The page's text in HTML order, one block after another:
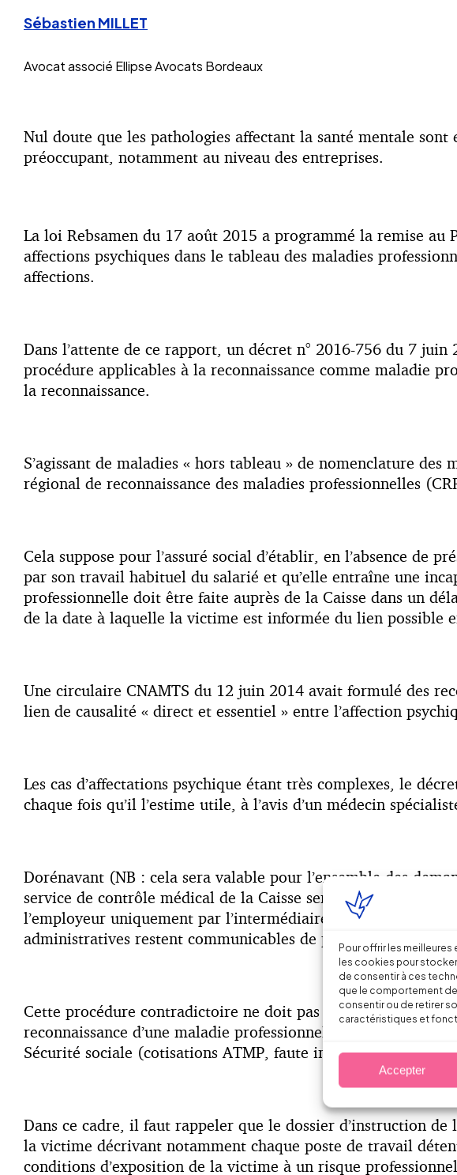
Pour offrir les
les cookies pour
de consentir à ces
que le comportement de
consentir ou de retirer
caractéristiques et
Accepter
Sébastien MILLET
Avocat associé Ellipse Avocats Bordeaux
Nul doute que les pathologies affectant la santé mentale
préoccupant, notamment au niveau des entreprises.
La loi Rebsamen du 17 août 2015 a programmé la remise au
affections psychiques dans le tableau des maladies
affections.
Dans l’attente de ce rapport, un décret n° 2016-756 du 7
procédure applicables à la reconnaissance comme maladie
la reconnaissance.
S’agissant de maladies « hors tableau » de nomenclature
régional de reconnaissance des maladies professionnelles
Cela suppose pour l’assuré social d’établir, en l’absence de
par son travail habituel du salarié et qu’elle entraîne une
professionnelle doit être faite auprès de la Caisse dans un
de la date à laquelle la victime est informée du lien possible
Une circulaire CNAMTS du 12 juin 2014 avait formulé des
lien de causalité « direct et essentiel » entre l’affection
Les cas d’affectations psychique étant très complexes, le
chaque fois qu’il l’estime utile, à l’avis d’un médecin
Dorénavant (NB : cela sera valable pour l’ensemble des
service de contrôle médical de la Caisse seront
l’employeur uniquement par l’intermédiaire d’un praticien
administratives restent communicables de plein droit à
Cette procédure contradictoire ne doit pas être négligée par
reconnaissance d’une maladie professionnelle, que ce soit
Sécurité sociale (cotisations ATMP, faute inexcusable, etc.).
Dans ce cadre, il faut rappeler que le dossier d’instruction
la victime décrivant notamment chaque poste de travail
conditions d’exposition de la victime à un risque